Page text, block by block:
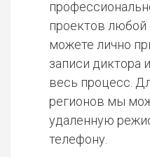
проектов
можете лично
записи диктора
весь процесс.
регионов мы
удаленную
телефону.